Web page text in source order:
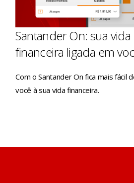
Santander On: sua vida
financeira ligada em
Com o Santander On fica mais fácil
você à sua vida financeira.